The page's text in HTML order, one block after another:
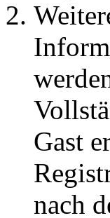
Gast
nach